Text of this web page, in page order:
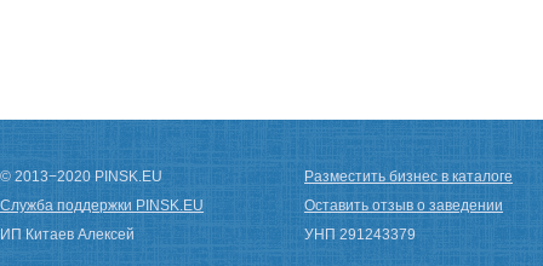
© 2013−2020 PINSK.EU
Служба поддержки PINSK.EU
ИП Китаев Алексей
Разместить бизнес в каталоге
Оставить отзыв о заведении
УНП 291243379